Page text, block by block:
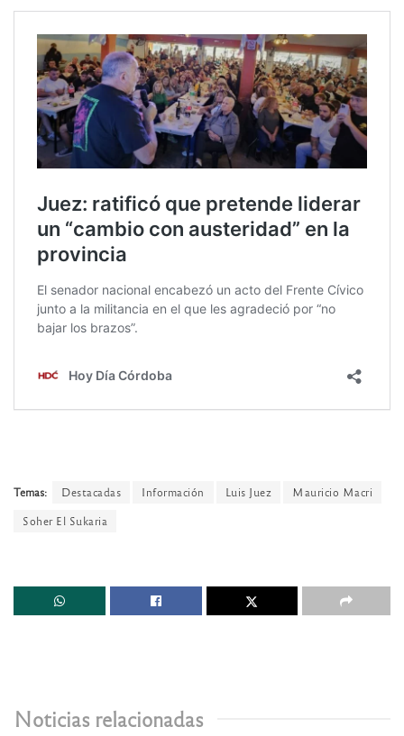
Temas: Destacadas Información Luis Juez
Mauricio Macri
Soher El Sukaria
Noticias relacionadas